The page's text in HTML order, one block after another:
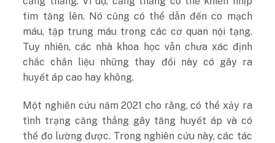
tim tăng lên. Nó cũng có thể dẫn đến co mạch
máu, tập trung máu trong các cơ quan nội tạng.
Tuy nhiên, các nhà khoa học vẫn chưa xác định
chắc chắn liệu những thay đổi này có gây ra
huyết áp cao hay không.
Một nghiên cứu năm 2021 cho rằng, có thể xảy ra
tình trạng căng thẳng gây tăng huyết áp và có
thể đo lường được. Trong nghiên cứu này, các tác